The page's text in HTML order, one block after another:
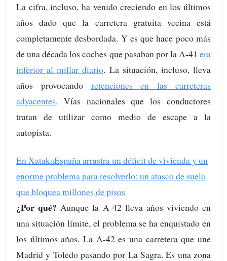
La cifra, incluso, ha venido creciendo en los últimos
años dado que la carretera gratuita vecina está
completamente desbordada. Y es que hace poco más
de una década los coches que pasaban por la A-41 era
inferior al millar diario. La situación, incluso, lleva
años provocando retenciones en las carreteras
adyacentes. Vías nacionales que los conductores
tratan de utilizar como medio de escape a la
autopista.
En XatakaEspaña arrastra un déficit de vivienda y un
enorme problema para resolverlo: un atasco de suelo
que bloquea millones de pisos
¿Por qué? Aunque la A-42 lleva años viviendo en
una situación límite, el problema se ha enquistado en
los últimos años. La A-42 es una carretera que une
Madrid y Toledo pasando por La Sagra. Es una zona